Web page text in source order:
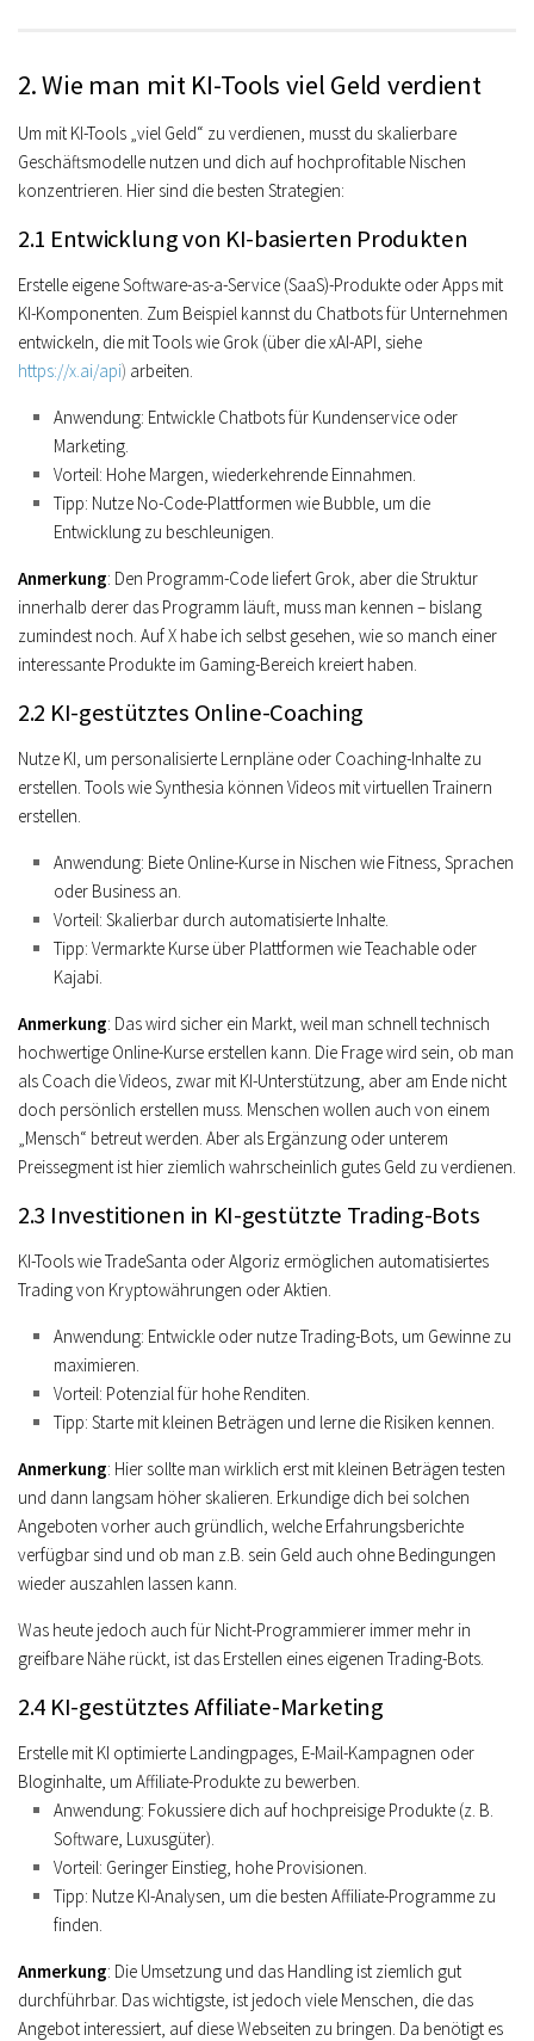
2. Wie man mit KI-Tools viel Geld verdient
Um mit KI-Tools „viel Geld“ zu verdienen, musst du skalierbare
Geschäftsmodelle nutzen und dich auf hochprofitable Nischen
konzentrieren. Hier sind die besten Strategien:
2.1 Entwicklung von KI-basierten Produkten
Erstelle eigene Software-as-a-Service (SaaS)-Produkte oder Apps mit
KI-Komponenten. Zum Beispiel kannst du Chatbots für Unternehmen
entwickeln, die mit Tools wie Grok (über die xAI-API, siehe
https://x.ai/api) arbeiten.
Anwendung: Entwickle Chatbots für Kundenservice oder
Marketing.
Vorteil: Hohe Margen, wiederkehrende Einnahmen.
Tipp: Nutze No-Code-Plattformen wie Bubble, um die
Entwicklung zu beschleunigen.
Anmerkung: Den Programm-Code liefert Grok, aber die Struktur
innerhalb derer das Programm läuft, muss man kennen – bislang
zumindest noch. Auf X habe ich selbst gesehen, wie so manch einer
interessante Produkte im Gaming-Bereich kreiert haben.
2.2 KI-gestütztes Online-Coaching
Nutze KI, um personalisierte Lernpläne oder Coaching-Inhalte zu
erstellen. Tools wie Synthesia können Videos mit virtuellen Trainern
erstellen.
Anwendung: Biete Online-Kurse in Nischen wie Fitness, Sprachen
oder Business an.
Vorteil: Skalierbar durch automatisierte Inhalte.
Tipp: Vermarkte Kurse über Plattformen wie Teachable oder
Kajabi.
Anmerkung: Das wird sicher ein Markt, weil man schnell technisch
hochwertige Online-Kurse erstellen kann. Die Frage wird sein, ob man
als Coach die Videos, zwar mit KI-Unterstützung, aber am Ende nicht
doch persönlich erstellen muss. Menschen wollen auch von einem
„Mensch“ betreut werden. Aber als Ergänzung oder unterem
Preissegment ist hier ziemlich wahrscheinlich gutes Geld zu verdienen.
2.3 Investitionen in KI-gestützte Trading-Bots
KI-Tools wie TradeSanta oder Algoriz ermöglichen automatisiertes
Trading von Kryptowährungen oder Aktien.
Anwendung: Entwickle oder nutze Trading-Bots, um Gewinne zu
maximieren.
Vorteil: Potenzial für hohe Renditen.
Tipp: Starte mit kleinen Beträgen und lerne die Risiken kennen.
Anmerkung: Hier sollte man wirklich erst mit kleinen Beträgen testen
und dann langsam höher skalieren. Erkundige dich bei solchen
Angeboten vorher auch gründlich, welche Erfahrungsberichte
verfügbar sind und ob man z.B. sein Geld auch ohne Bedingungen
wieder auszahlen lassen kann.
Was heute jedoch auch für Nicht-Programmierer immer mehr in
greifbare Nähe rückt, ist das Erstellen eines eigenen Trading-Bots.
2.4 KI-gestütztes Affiliate-Marketing
Erstelle mit KI optimierte Landingpages, E-Mail-Kampagnen oder
Bloginhalte, um Affiliate-Produkte zu bewerben.
Anwendung: Fokussiere dich auf hochpreisige Produkte (z. B.
Software, Luxusgüter).
Vorteil: Geringer Einstieg, hohe Provisionen.
Tipp: Nutze KI-Analysen, um die besten Affiliate-Programme zu
finden.
Anmerkung: Die Umsetzung und das Handling ist ziemlich gut
durchführbar. Das wichtigste, ist jedoch viele Menschen, die das
Angebot interessiert, auf diese Webseiten zu bringen. Da benötigt es